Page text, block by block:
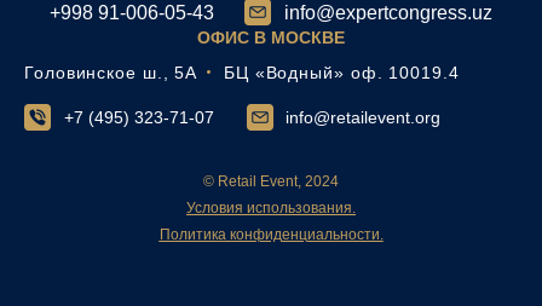
+998 91-006-05-43 info@expertcongress.uz
ОФИС В МОСКВЕ
Головинское ш., 5А
БЦ «Водный» оф. 10019.4
+7 (495) 323-71-07 info@retailevent.org
© Retail Event, 2024
Условия использования.
Политика конфиденциальности.